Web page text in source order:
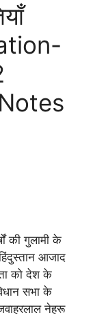
की गुलामी के
आजाद
को देश के
सभा के
नेहरू